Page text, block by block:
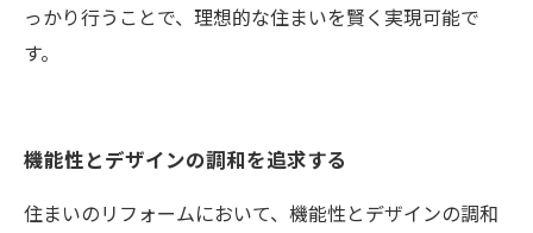
っかり行うことで、理想的な住まいを賢く実現可能で
す。
機能性とデザインの調和を追求する
住まいのリフォームにおいて、機能性とデザインの調和